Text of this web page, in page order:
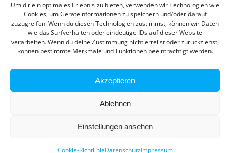
Um dir ein optimales Erlebnis zu bieten, verwenden wir Technologien wie
Cookies, um Geräteinformationen zu speichern und/oder darauf
zuzugreifen. Wenn du diesen Technologien zustimmst, können wir Daten
wie das Surfverhalten oder eindeutige IDs auf dieser Website
verarbeiten. Wenn du deine Zustimmung nicht erteilst oder zurückziehst,
können bestimmte Merkmale und Funktionen beeinträchtigt werden.
Akzeptieren
Ablehnen
Einstellungen ansehen
Cookie-RichtlinieDatenschutzImpressum
Neues
© 2026 Ordination Dr. Sascha Frasz.
Impressum